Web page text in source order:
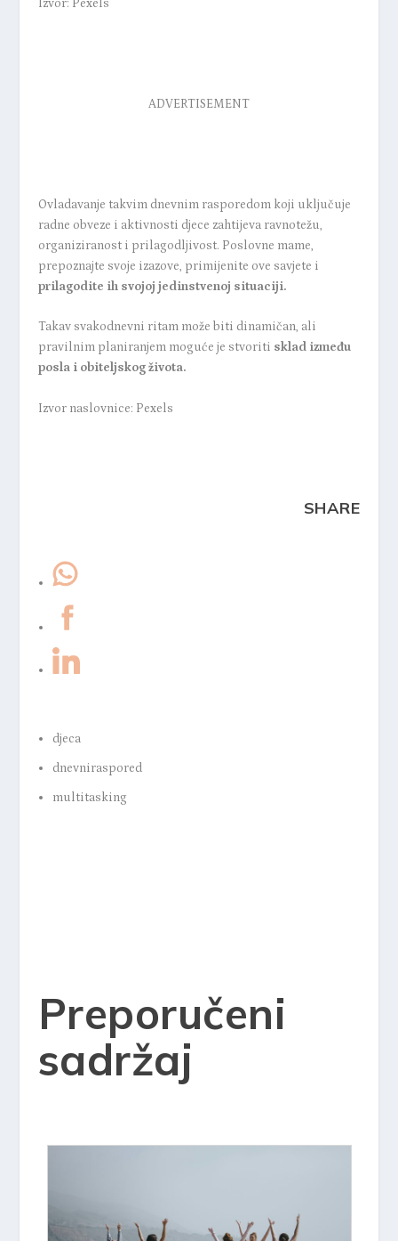
Izvor: Pexels
ADVERTISEMENT
Ovladavanje takvim dnevnim rasporedom koji uključuje
radne obveze i aktivnosti djece zahtijeva ravnotežu,
organiziranost i prilagodljivost. Poslovne mame,
prepoznajte svoje izazove, primijenite ove savjete i
prilagodite ih svojoj jedinstvenoj situaciji.
Takav svakodnevni ritam može biti dinamičan, ali
pravilnim planiranjem moguće je stvoriti sklad između
posla i obiteljskog života.
Izvor naslovnice: Pexels
SHARE
djeca
dnevniraspored
multitasking
Preporučeni
sadržaj